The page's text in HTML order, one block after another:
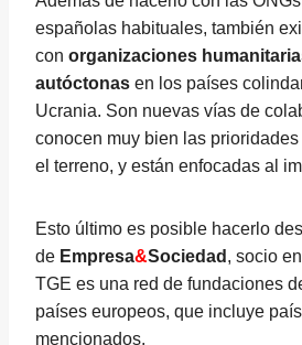
españolas habituales, también
con organizaciones
autóctonas en los países
Ucrania. Son nuevas vías de
conocen muy bien las
el terreno, y están enfocadas al
Esto último es posible hacerlo
de Empresa&Sociedad , socio
TGE es una red de fundaciones
países europeos, que incluye
mencionados.